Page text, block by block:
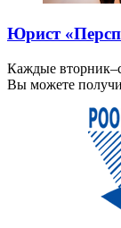
Юрист
Каждые
Вы можете